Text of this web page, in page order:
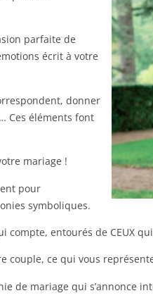
parfaite de
écrit à votre
donner
Ces éléments font
mariage !
pour
symboliques.
compte, entourés de CEUX
couple, ce qui vous
de mariage qui s’annonce